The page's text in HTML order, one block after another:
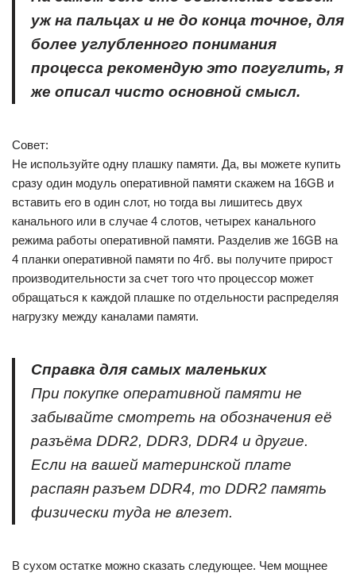
уж на пальцах и не до конца точное, для
более углубленного понимания
процесса рекомендую это погуглить, я
же описал чисто основной смысл.
Совет:
Не используйте одну плашку памяти. Да, вы можете купить
сразу один модуль оперативной памяти скажем на 16GB и
вставить его в один слот, но тогда вы лишитесь двух
канального или в случае 4 слотов, четырех канального
режима работы оперативной памяти. Разделив же 16GB на
4 планки оперативной памяти по 4гб. вы получите прирост
производительности за счет того что процессор может
обращаться к каждой плашке по отдельности распределяя
нагрузку между каналами памяти.
Справка для самых маленьких
При покупке оперативной памяти не
забывайте смотреть на обозначения её
разъёма DDR2, DDR3, DDR4 и другие.
Если на вашей материнской плате
распаян разъем DDR4, то DDR2 память
физически туда не влезет.
В сухом остатке можно сказать следующее. Чем мощнее